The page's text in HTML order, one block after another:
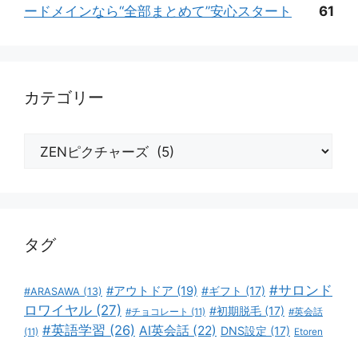
ードメインなら“全部まとめて”安心スタート
61
カテゴリー
タグ
#ARASAWA (13) #アウトドア (19) #ギフト (17) #サロンド
ロワイヤル (27) #チョコレート (11) #初期脱毛 (17) #英会話
(11) #英語学習 (26) AI英会話 (22) DNS設定 (17) Etoren